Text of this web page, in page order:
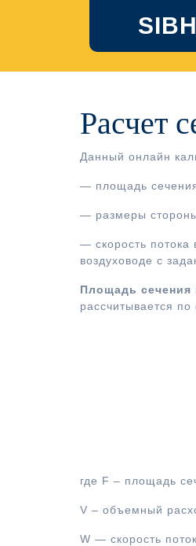
Расчет
Данный онлайн
— площадь сечения
— размеры стороны
— скорость потока
воздуховоде с
Площадь сечения
рассчитывается
где F – площадь
V – объемный
W — скорость